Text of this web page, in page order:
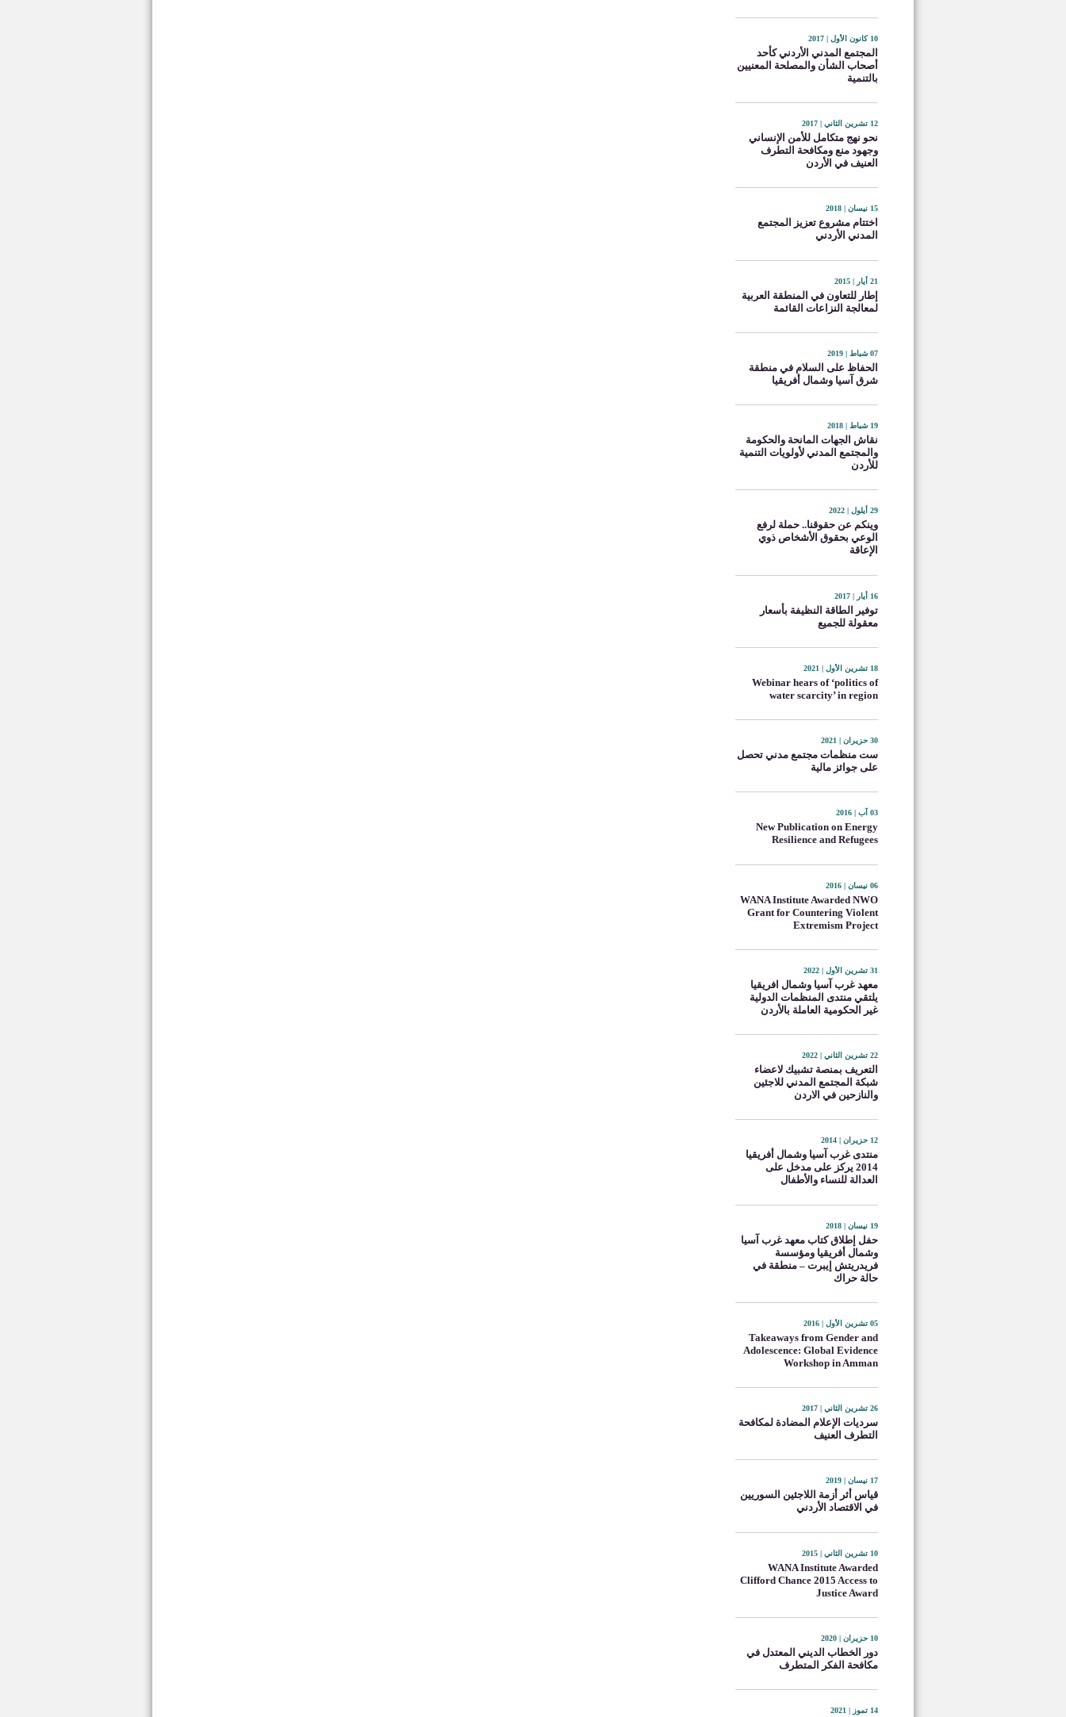
10 كانون الأول | 2017
المجتمع المدني الأردني كأحد
أصحاب الشأن والمصلحة المعنيين
بالتنمية
12 تشرين الثاني | 2017
نحو نهج متكامل للأمن الإنساني
وجهود منع ومكافحة التطرف
العنيف في الأردن
15 نيسان | 2018
اختتام مشروع تعزيز المجتمع
المدني الأردني
21 أيار | 2015
إطار للتعاون في المنطقة العربية
لمعالجة النزاعات القائمة
07 شباط | 2019
الحفاظ على السلام في منطقة
شرق آسيا وشمال أفريقيا
19 شباط | 2018
نقاش الجهات المانحة والحكومة
والمجتمع المدني لأولويات التنمية
للأردن
29 أيلول | 2022
وينكم عن حقوقنا.. حملة لرفع
الوعي بحقوق الأشخاص ذوي
الإعاقة
16 أيار | 2017
توفير الطاقة النظيفة بأسعار
معقولة للجميع
18 تشرين الأول | 2021
Webinar hears of ‘politics of
water scarcity’ in region
30 حزيران | 2021
ست منظمات مجتمع مدني تحصل
على جوائز مالية
03 آب | 2016
New Publication on Energy
Resilience and Refugees
06 نيسان | 2016
WANA Institute Awarded NWO
Grant for Countering Violent
Extremism Project
31 تشرين الأول | 2022
معهد غرب آسيا وشمال افريقيا
يلتقي منتدى المنظمات الدولية
غير الحكومية العاملة بالأردن
22 تشرين الثاني | 2022
التعريف بمنصة تشبيك لاعضاء
شبكة المجتمع المدني للاجئين
والنازحين في الاردن
12 حزيران | 2014
منتدى غرب آسيا وشمال أفريقيا
2014 يركز على مدخل على
العدالة للنساء والأطفال
19 نيسان | 2018
حفل إطلاق كتاب معهد غرب آسيا
وشمال أفريقيا ومؤسسة
فريدريتش إيبرت – منطقة في
حالة حراك
05 تشرين الأول | 2016
Takeaways from Gender and
Adolescence: Global Evidence
Workshop in Amman
26 تشرين الثاني | 2017
سرديات الإعلام المضادة لمكافحة
التطرف العنيف
17 نيسان | 2019
قياس أثر أزمة اللاجئين السوريين
في الاقتصاد الأردني
10 تشرين الثاني | 2015
WANA Institute Awarded
Clifford Chance 2015 Access to
Justice Award
10 حزيران | 2020
دور الخطاب الديني المعتدل في
مكافحة الفكر المتطرف
14 تموز | 2021